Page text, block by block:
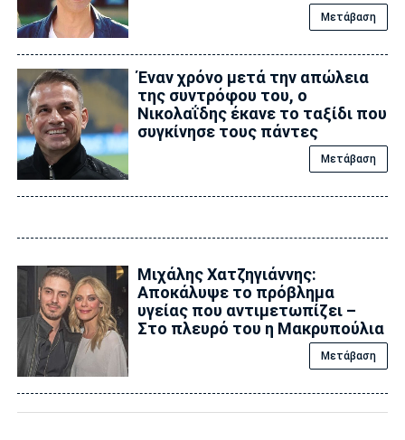
Μετάβαση
Έναν χρόνο μετά την απώλεια
της συντρόφου του, ο
Νικολαΐδης έκανε το ταξίδι που
συγκίνησε τους πάντες
Μετάβαση
Μιχάλης Χατζηγιάννης:
Αποκάλυψε το πρόβλημα
υγείας που αντιμετωπίζει –
Στο πλευρό του η Μακρυπούλια
Μετάβαση